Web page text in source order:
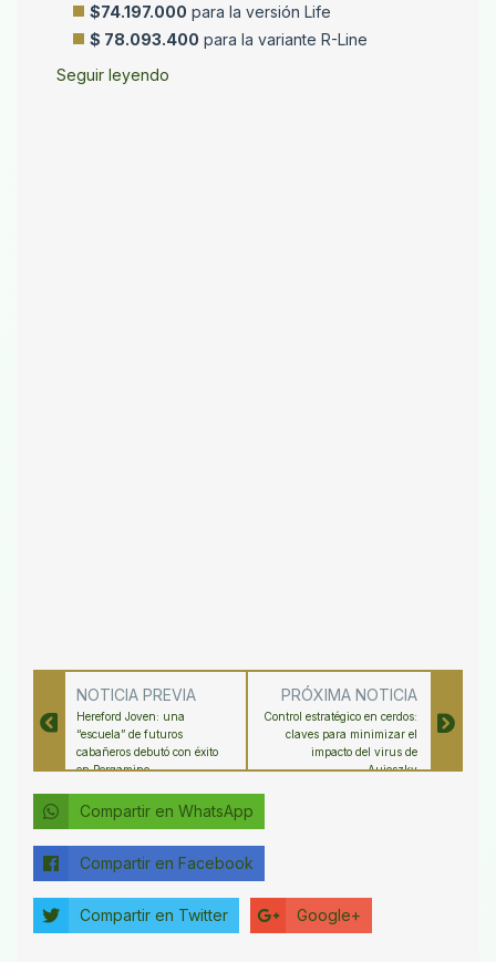
$74.197.000 para la versión Life
$ 78.093.400 para la variante R-Line
Seguir leyendo
NOTICIA PREVIA
Hereford Joven: una
“escuela” de futuros
cabañeros debutó con éxito
en Pergamino
PRÓXIMA NOTICIA
Control estratégico en cerdos:
claves para minimizar el
impacto del virus de
Aujeszky
Compartir en WhatsApp
Compartir en Facebook
Compartir en Twitter Google+